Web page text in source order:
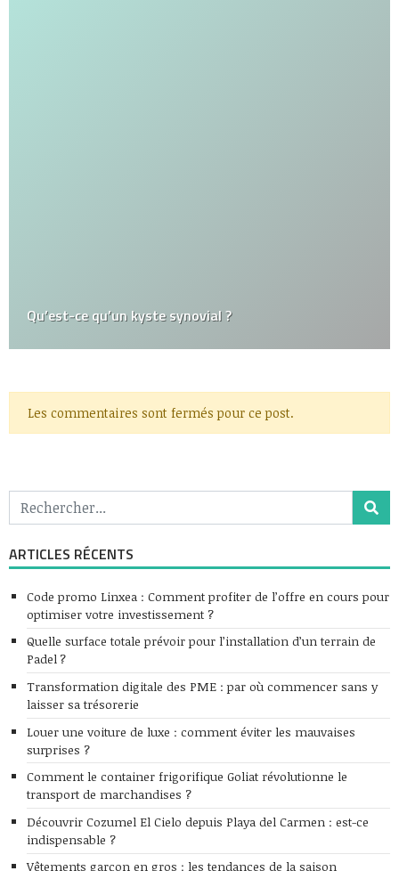
Qu’est-ce qu’un kyste synovial ?
Les commentaires sont fermés pour ce post.
ARTICLES RÉCENTS
Code promo Linxea : Comment profiter de l’offre en cours pour
optimiser votre investissement ?
Quelle surface totale prévoir pour l’installation d’un terrain de
Padel ?
Transformation digitale des PME : par où commencer sans y
laisser sa trésorerie
Louer une voiture de luxe : comment éviter les mauvaises
surprises ?
Comment le container frigorifique Goliat révolutionne le
transport de marchandises ?
Découvrir Cozumel El Cielo depuis Playa del Carmen : est-ce
indispensable ?
Vêtements garçon en gros : les tendances de la saison